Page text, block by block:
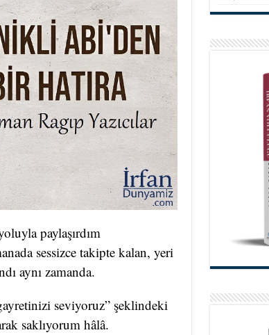
paylaşırdım
sessizce takipte kalan, yeri
aynı zamanda.
seviyoruz” şeklindeki
saklıyorum hâlâ.